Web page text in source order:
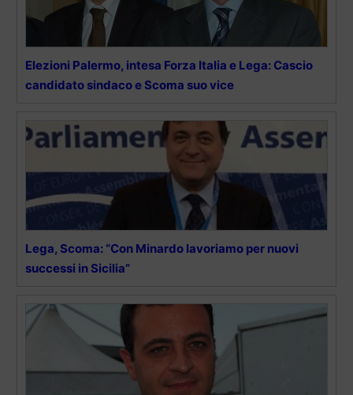
Elezioni Palermo, intesa Forza Italia e Lega: Cascio
candidato sindaco e Scoma suo vice
Lega, Scoma: “Con Minardo lavoriamo per nuovi
successi in Sicilia”